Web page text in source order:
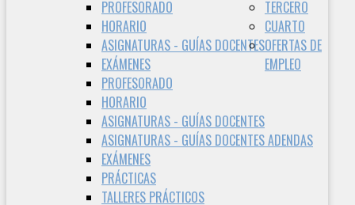
PROFESORADO
HORARIO
ASIGNATURAS - GUÍAS DOCENTES
EXÁMENES
TERCERO
PROFESORADO
HORARIO
ASIGNATURAS - GUÍAS DOCENTES
ASIGNATURAS - GUÍAS DOCENTES ADENDAS
EXÁMENES
PRÁCTICAS
TALLERES PRÁCTICOS
CUARTO
OFERTAS DE
EMPLEO